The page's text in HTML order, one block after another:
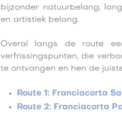
bijzonder natuurbelang,
en artistiek belang.
Overal langs de route
verfrissingspunten, die
te ontvangen en hen de
Route 1: Franciacorta
Route 2: Franciacorta